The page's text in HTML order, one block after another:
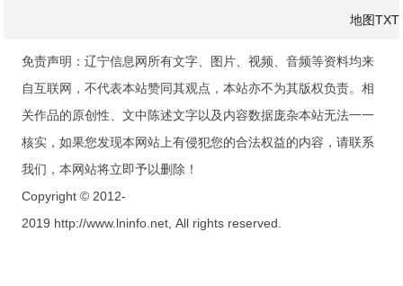
地图TXT
免责声明：辽宁信息网所有文字、图片、视频、音频等资料均来
自互联网，不代表本站赞同其观点，本站亦不为其版权负责。相
关作品的原创性、文中陈述文字以及内容数据庞杂本站无法一一
核实，如果您发现本网站上有侵犯您的合法权益的内容，请联系
我们，本网站将立即予以删除！
Copyright © 2012-
2019 http://www.lninfo.net, All rights reserved.